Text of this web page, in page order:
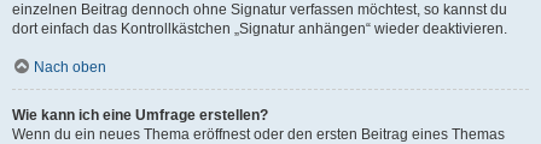
einzelnen Beitrag dennoch ohne Signatur verfassen möchtest, so kannst du
dort einfach das Kontrollkästchen „Signatur anhängen“ wieder deaktivieren.
Nach oben
Wie kann ich eine Umfrage erstellen?
Wenn du ein neues Thema eröffnest oder den ersten Beitrag eines Themas